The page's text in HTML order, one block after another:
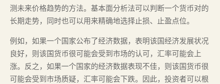
测未来价格趋势的方法。基本面分析法可以判断一个货币对的
长期走势，同时也可以用来精确地选择止损、止盈点位。
例如，如果一个国家公布了经济数据，表明该国经济发展状况
良好，则该国货币很可能会受到市场的认可，汇率可能会上
涨。反之，如果一个国家的经济数据表现不佳，则该国货币很
可能会受到市场质疑，汇率可能会下跌。因此，投资者可以根